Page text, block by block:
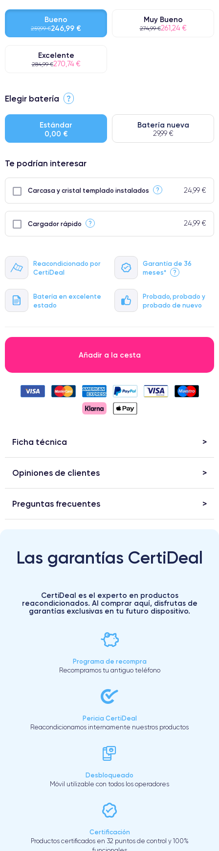
Reacondicionado por
CertiDeal
Garantía de 36
meses*
?
Batería en excelente
estado
Probado, probado y
probado de nuevo
Bueno
259,99 €246,99 €
Muy Bueno
274,99 €261,24 €
Excelente
284,99 €270,74 €
⭐ Premium
● Batería: uso intensivo.
● Solo el 5% de nuestros teléfonos tienen una categoría Premium.
Elegir batería ?
Estándar
0,00 €
Batería nueva
29,99 €
Te podrían interesar
Carcasa y cristal templado instalados ? 24,99 €
Cargador rápido ? 24,99 €
Añadir a la cesta
Ficha técnica
Opiniones de clientes
Preguntas frecuentes
Las garantías CertiDeal
CertiDeal es el experto en productos
reacondicionados. Al comprar aquí, disfrutas de
garantías exclusivas en tu futuro dispositivo.
Programa de recompra
Recompramos tu antiguo teléfono
Pericia CertiDeal
Reacondicionamos internamente nuestros productos
Desbloqueado
Móvil utilizable con todos los operadores
Certificación
Productos certificados en 32 puntos de control y 100%